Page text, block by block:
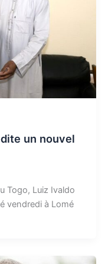
un nouvel
Togo, Luiz Ivaldo
vendredi à Lomé